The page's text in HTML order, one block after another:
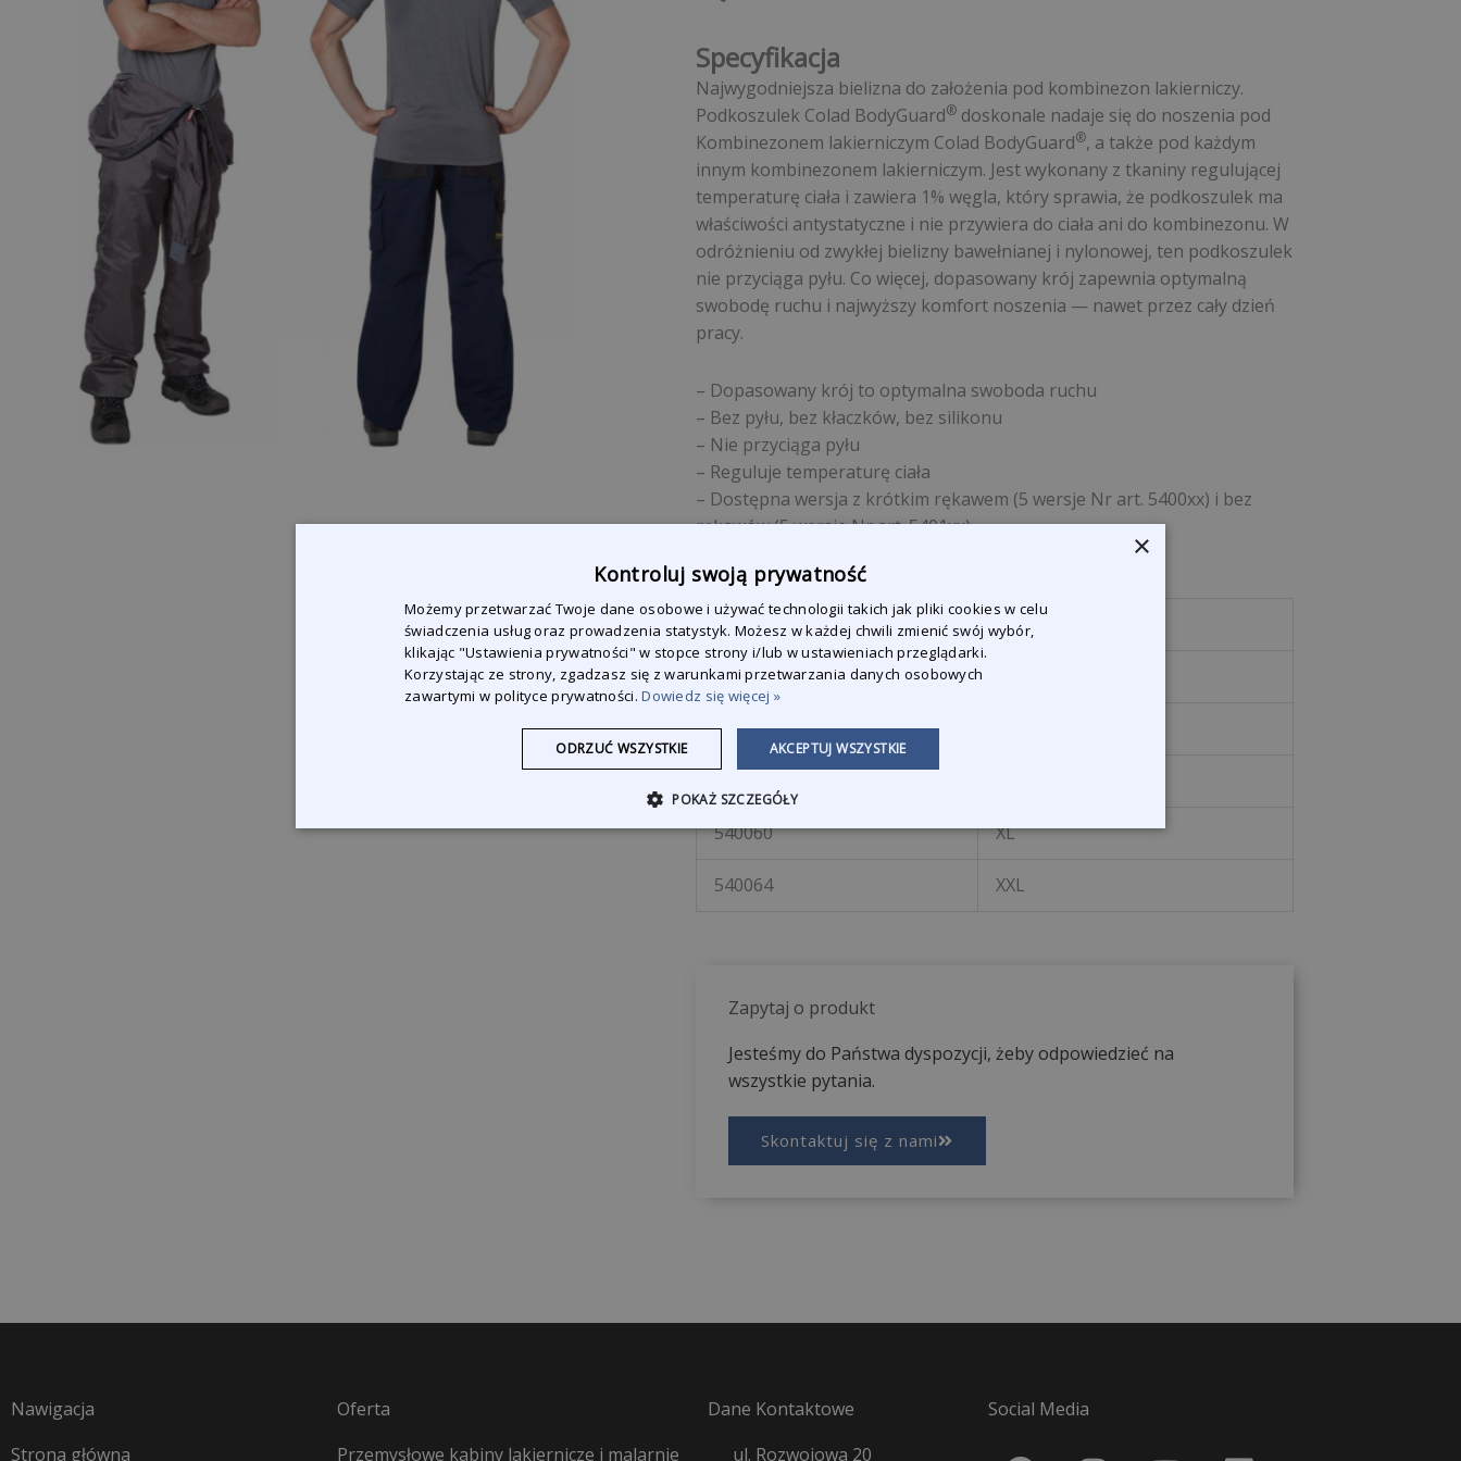
Specyfikacja
Najwygodniejsza bielizna do założenia pod kombinezon lakierniczy.
Podkoszulek Colad BodyGuard® doskonale nadaje się do noszenia pod
Kombinezonem lakierniczym Colad BodyGuard®, a także pod każdym
innym kombinezonem lakierniczym. Jest wykonany z tkaniny regulującej
temperaturę ciała i zawiera 1% węgla, który sprawia, że podkoszulek ma
właściwości antystatyczne i nie przywiera do ciała ani do kombinezonu. W
odróżnieniu od zwykłej bielizny bawełnianej i nylonowej, ten podkoszulek
nie przyciąga pyłu. Co więcej, dopasowany krój zapewnia optymalną
swobodę ruchu i najwyższy komfort noszenia — nawet przez cały dzień
pracy.
– Dopasowany krój to optymalna swoboda ruchu
– Bez pyłu, bez kłaczków, bez silikonu
– Nie przyciąga pyłu
– Reguluje temperaturę ciała
– Dostępna wersja z krótkim rękawem (5 wersje Nr art. 5400xx) i bez
rękawów (5 wersje Nr art. 5401xx)
Art.Nr. Variante
540048
540052
540060 XL
540064 XXL
Zapytaj o produkt
Jesteśmy do Państwa dyspozycji, żeby odpowiedzieć na
wszystkie pytania.
Skontaktuj się z nami
Nawigacja
Strona główna
Oferta
Przemysłowe kabiny lakiernicze i malarnie
Dane Kontaktowe
ul. Rozwojowa 20
Social Media
×
Kontroluj swoją prywatność
Możemy przetwarzać Twoje dane osobowe i używać technologii takich jak pliki cookies w celu
świadczenia usług oraz prowadzenia statystyk. Możesz w każdej chwili zmienić swój wybór,
klikając "Ustawienia prywatności" w stopce strony i/lub w ustawieniach przeglądarki.
Korzystając ze strony, zgadzasz się z warunkami przetwarzania danych osobowych
zawartymi w polityce prywatności.Dowiedz się więcej »
AKCEPTUJ WSZYSTKIE
ODRZUĆ WSZYSTKIE
POKAŻ SZCZEGÓŁY